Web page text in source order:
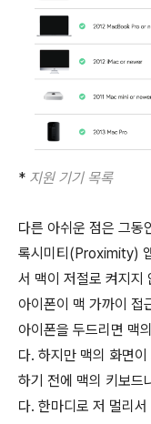
* 지원 기기 목록
다른 아쉬운 점은 그동
록시미티(Proximity)
서 맥이 저절로 켜지지
아이폰이 맥 가까이 접
아이폰을 두드리면 맥
다. 하지만 맥의 화면
하기 전에 맥의 키보드
다. 한마디로 저 멀리